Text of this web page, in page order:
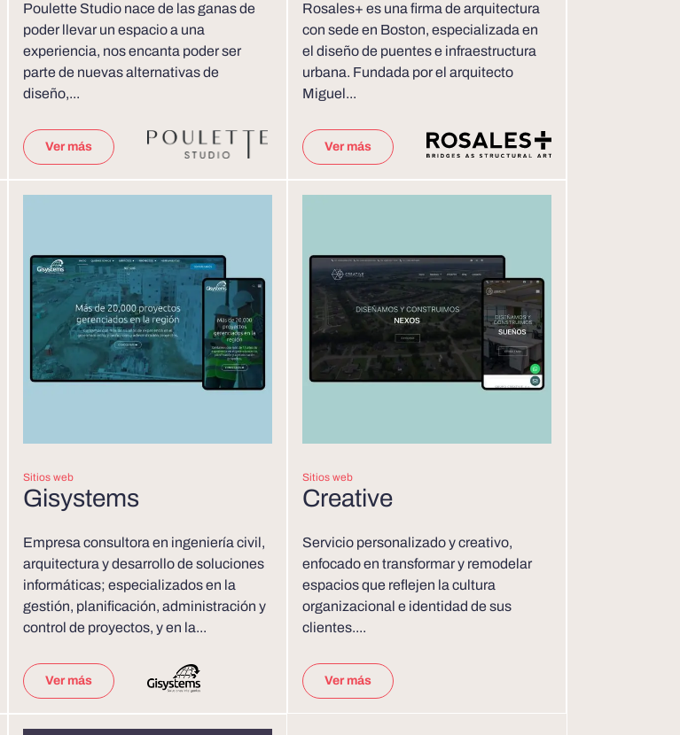
Poulette Studio nace de las ganas de
poder llevar un espacio a una
experiencia, nos encanta poder ser
parte de nuevas alternativas de
diseño,...
Ver más
Rosales+ es una firma de arquitectura
con sede en Boston, especializada en
el diseño de puentes e infraestructura
urbana. Fundada por el arquitecto
Miguel...
Ver más
Sitios web
Gisystems
Empresa consultora en ingeniería civil,
arquitectura y desarrollo de soluciones
informáticas; especializados en la
gestión, planificación, administración y
control de proyectos, y en la...
Ver más
Sitios web
Creative
Servicio personalizado y creativo,
enfocado en transformar y remodelar
espacios que reflejen la cultura
organizacional e identidad de sus
clientes....
Ver más